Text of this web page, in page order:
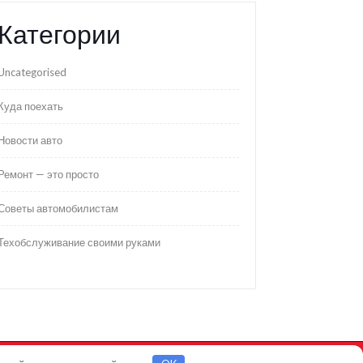
Категории
поехать
авто
— это просто
автомобилистам
своими руками